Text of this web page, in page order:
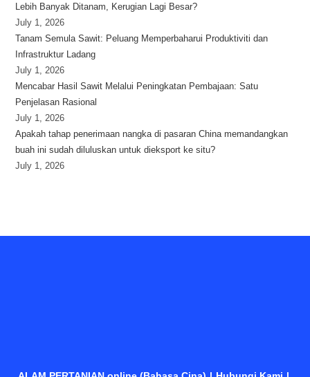
Lebih Banyak Ditanam, Kerugian Lagi Besar?
July 1, 2026
Tanam Semula Sawit: Peluang Memperbaharui Produktiviti dan
Infrastruktur Ladang
July 1, 2026
Mencabar Hasil Sawit Melalui Peningkatan Pembajaan: Satu
Penjelasan Rasional
July 1, 2026
Apakah tahap penerimaan nangka di pasaran China memandangkan
buah ini sudah diluluskan untuk dieksport ke situ?
July 1, 2026